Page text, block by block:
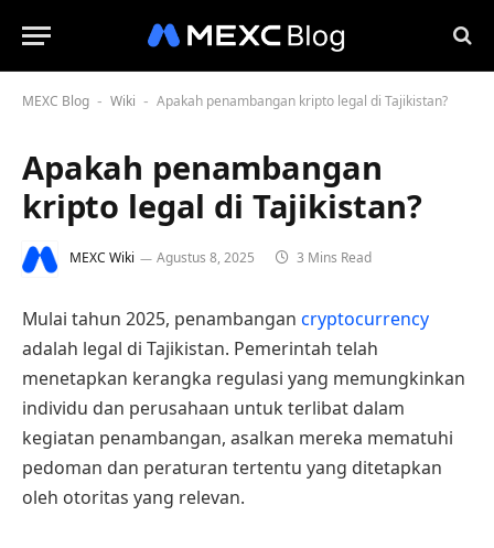
MEXC Blog - Wiki - Apakah penambangan kripto legal di Tajikistan?
Apakah penambangan
kripto legal di Tajikistan?
MEXC Wiki Agustus 8, 2025 3 Mins Read
Mulai tahun 2025, penambangan cryptocurrency
adalah legal di Tajikistan. Pemerintah telah
menetapkan kerangka regulasi yang memungkinkan
individu dan perusahaan untuk terlibat dalam
kegiatan penambangan, asalkan mereka mematuhi
pedoman dan peraturan tertentu yang ditetapkan
oleh otoritas yang relevan.